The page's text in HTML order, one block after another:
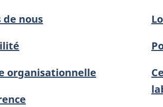
de nous
organisationnelle